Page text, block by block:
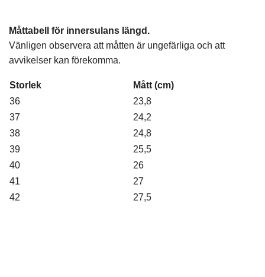
Måttabell för innersulans längd.
Vänligen observera att måtten är ungefärliga och att
avvikelser kan förekomma.
Storlek
Mått (cm)
36
23,8
37
24,2
38
24,8
39
25,5
40
26
41
27
42
27,5